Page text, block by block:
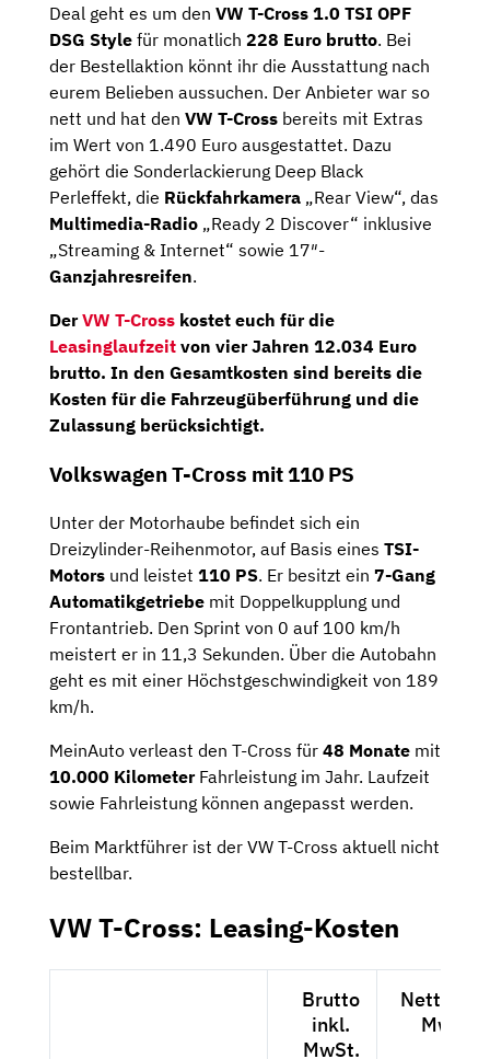
Deal geht es um den VW T-Cross 1.0 TSI OPF
DSG Style für monatlich 228 Euro brutto. Bei
der Bestellaktion könnt ihr die Ausstattung nach
eurem Belieben aussuchen. Der Anbieter war so
nett und hat den VW T-Cross bereits mit Extras
im Wert von 1.490 Euro ausgestattet. Dazu
gehört die Sonderlackierung Deep Black
Perleffekt, die Rückfahrkamera „Rear View“, das
Multimedia-Radio „Ready 2 Discover“ inklusive
„Streaming & Internet“ sowie 17″-
Ganzjahresreifen.
DerVW T-Cross kostet euch für die
Leasinglaufzeit von vier Jahren 12.034 Euro
brutto. In den Gesamtkosten sind bereits die
Kosten für die Fahrzeugüberführung und die
Zulassung berücksichtigt.
Volkswagen T-Cross mit 110 PS
Unter der Motorhaube befindet sich ein
Dreizylinder-Reihenmotor, auf Basis eines TSI-
Motors und leistet 110 PS. Er besitzt ein 7-Gang
Automatikgetriebe mit Doppelkupplung und
Frontantrieb. Den Sprint von 0 auf 100 km/h
meistert er in 11,3 Sekunden. Über die Autobahn
geht es mit einer Höchstgeschwindigkeit von 189
km/h.
MeinAuto verleast den T-Cross für 48 Monate mit
10.000 KilometerFahrleistung im Jahr. Laufzeit
sowie Fahrleistung können angepasst werden.
Beim Marktführer ist der VW T-Cross aktuell nicht
bestellbar.
VW T-Cross: Leasing-Kosten
Brutto
inkl.
MwSt.
Netto
MwSt.